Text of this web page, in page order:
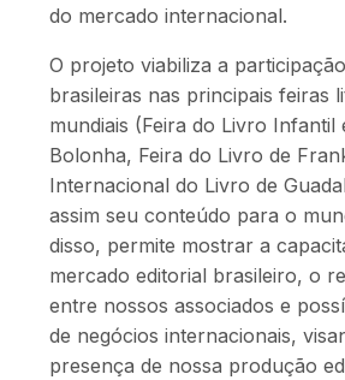
do mercado internacional.
O projeto viabiliza a
brasileiras nas principais feiras
mundiais (Feira do Livro Infantil
Bolonha, Feira do Livro de
Internacional do Livro de
assim seu conteúdo para o
disso, permite mostrar a
mercado editorial brasileiro, o
entre nossos associados e
de negócios internacionais,
presença de nossa produção